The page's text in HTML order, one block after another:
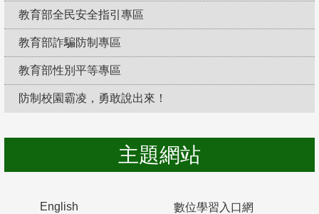
教育部全民安全指引專區
教育部詐騙防制專區
教育部性別平等專區
防制校園霸凌，勇敢說出來！
主題網站
English 數位學習入口網